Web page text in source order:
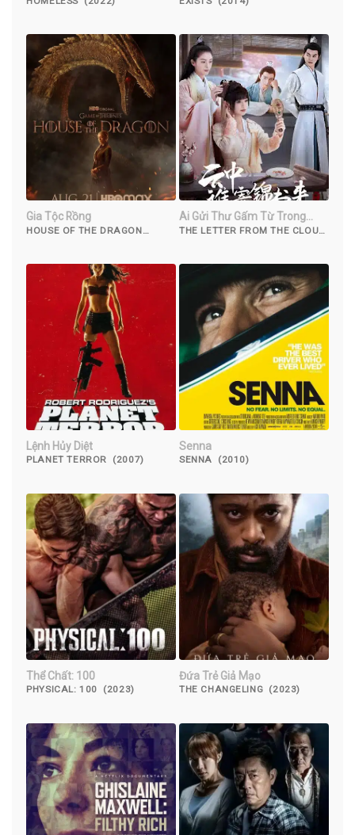
Gia Tộc Rồng
HOUSE OF THE DRAGON
Ai Gửi Thư Gấm Từ Trong
Mây
THE LETTER FROM THE CLOUD
Lệnh Hủy Diệt
PLANET TERROR (2007)
Senna
SENNA (2010)
Thể Chất: 100
PHYSICAL: 100 (2023)
Đứa Trẻ Giả Mạo
THE CHANGELING (2023)